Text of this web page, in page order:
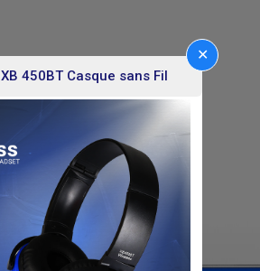
XB 450BT Casque sans Fil
✕